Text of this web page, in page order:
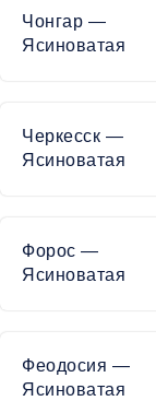
Чонгар —
Ясиноватая
Черкесск —
Ясиноватая
Форос —
Ясиноватая
Феодосия —
Ясиноватая